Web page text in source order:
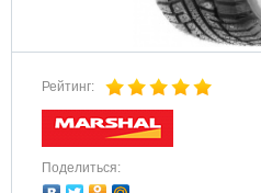
Рейтинг:
Поделиться: